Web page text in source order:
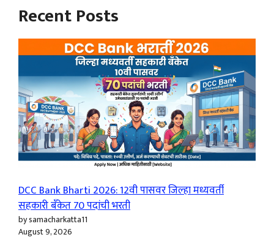
Recent Posts
DCC Bank Bharti 2026: 12वी पासवर जिल्हा मध्यवर्ती
सहकारी बँकेत 70 पदांची भरती
by samacharkatta11
August 9, 2026